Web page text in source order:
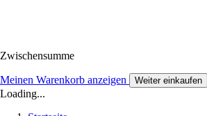
Zwischensumme
Meinen Warenkorb anzeigen Weiter einkaufen
Loading...